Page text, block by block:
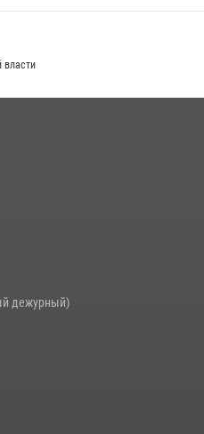
105-летие
ВО ВРЕМЯ
В ЯРОСЛАВСКОЙ ОБЛАСТИ
власти
дежурный)